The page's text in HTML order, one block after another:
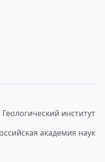
Геологический институт
академия наук